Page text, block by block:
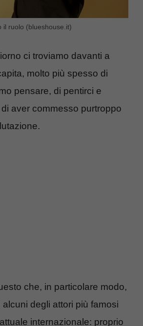
il ruolo (blueshouse.it)
ci troviamo davanti a
molto più spesso di
pensare, di pentirci e
aver commesso purtroppo
che, in particolare modo,
degli attori più famosi
internazionale: proprio